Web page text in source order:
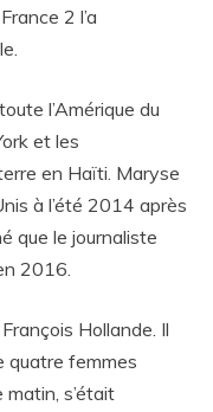
2 l’a
l’Amérique du
et les
en Haïti. Maryse
à l’été 2014 après
que le journaliste
2016.
Hollande. Il
quatre femmes
s’était